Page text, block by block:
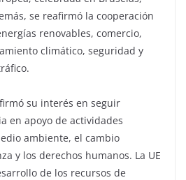
se reafirmó la cooperación
renovables, comercio,
climático, seguridad y
su interés en seguir
en apoyo de actividades
ambiente, el cambio
y los derechos humanos. La UE
de los recursos de